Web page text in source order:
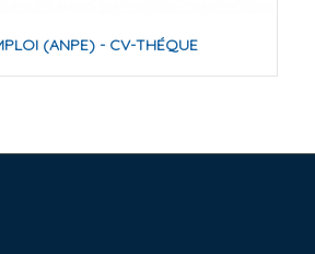
(ANPE) - CV-THÉQUE